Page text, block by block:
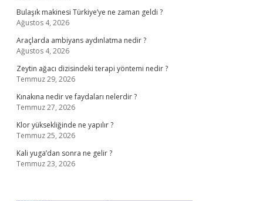
Bulaşık makinesi Türkiye’ye ne zaman geldi ?
Ağustos 4, 2026
Araçlarda ambiyans aydınlatma nedir ?
Ağustos 4, 2026
Zeytin ağacı dizisindeki terapi yöntemi nedir ?
Temmuz 29, 2026
Kınakına nedir ve faydaları nelerdir ?
Temmuz 27, 2026
Klor yüksekliğinde ne yapılır ?
Temmuz 25, 2026
Kali yuga’dan sonra ne gelir ?
Temmuz 23, 2026